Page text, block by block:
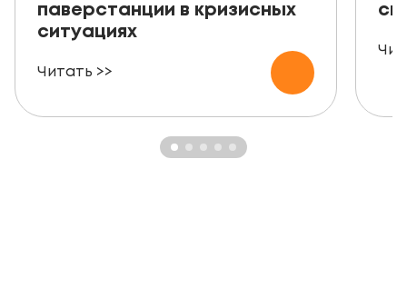
паверстанции в кризисных
ситуациях
Читать >>